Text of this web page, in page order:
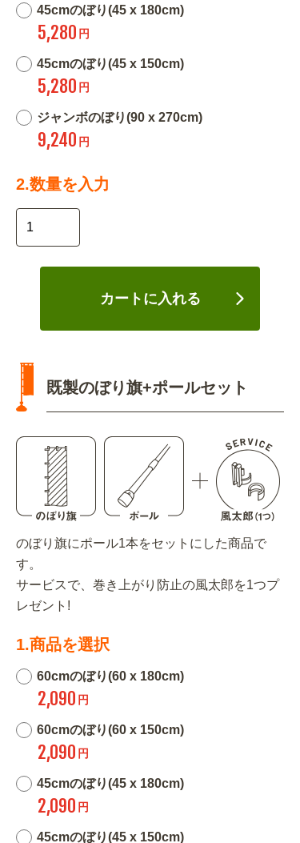
45cmのぼり(45 x 180cm)
5,280 円
45cmのぼり(45 x 150cm)
5,280 円
ジャンボのぼり(90 x 270cm)
9,240 円
2.数量を入力
カートに入れる
既製のぼり旗+ポールセット
のぼり旗にポール1本をセットにした商品で
す。
サービスで、巻き上がり防止の風太郎を1つプ
レゼント!
1.商品を選択
60cmのぼり(60 x 180cm)
2,090 円
60cmのぼり(60 x 150cm)
2,090 円
45cmのぼり(45 x 180cm)
2,090 円
45cmのぼり(45 x 150cm)